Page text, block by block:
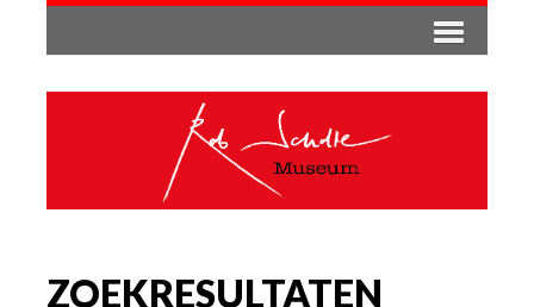
ZOEKRESULTATEN